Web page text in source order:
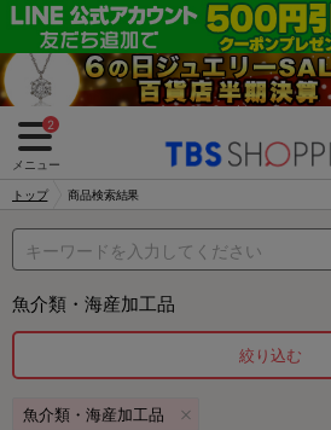
2
メニュー
トップ 商品検索結果
魚介類・海産加工品
絞り込む
魚介類・海産加工品